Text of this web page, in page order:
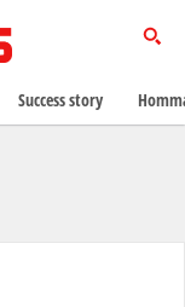
Success story